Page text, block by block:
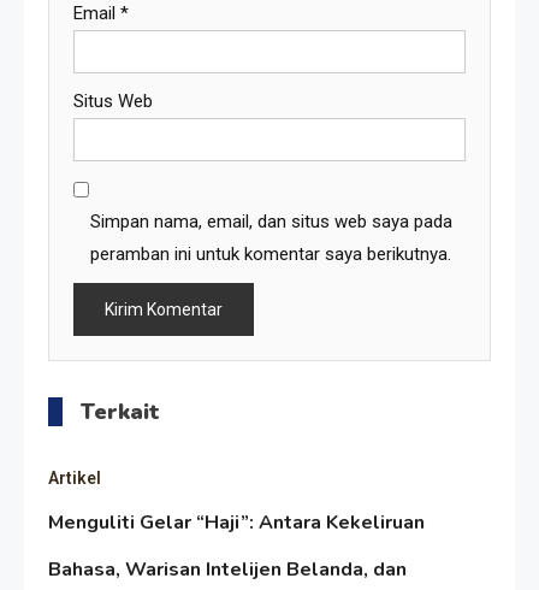
Email *
Situs Web
Simpan nama, email, dan situs web saya pada
peramban ini untuk komentar saya berikutnya.
Terkait
Artikel
Menguliti Gelar “Haji”: Antara Kekeliruan
Bahasa, Warisan Intelijen Belanda, dan
Resonansi